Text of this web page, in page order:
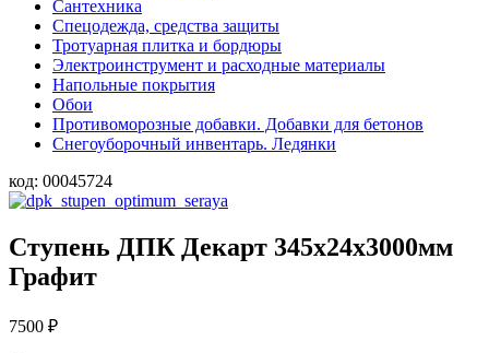
Сантехника
Спецодежда, средства защиты
Тротуарная плитка и бордюры
Электроинструмент и расходные материалы
Напольные покрытия
Обои
Противоморозные добавки. Добавки для бетонов
Снегоуборочный инвентарь. Ледянки
код: 00045724
Ступень ДПК Декарт 345х24х3000мм
Графит
7500 ₽